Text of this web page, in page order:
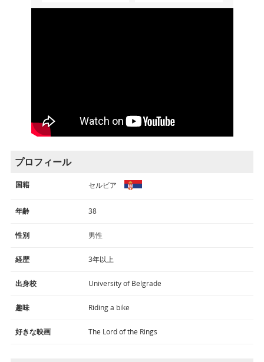
プロフィール
国籍 セルビア
年齢 38
性別 男性
経歴 3年以上
出身校 University of Belgrade
趣味 Riding a bike
好きな映画 The Lord of the Rings